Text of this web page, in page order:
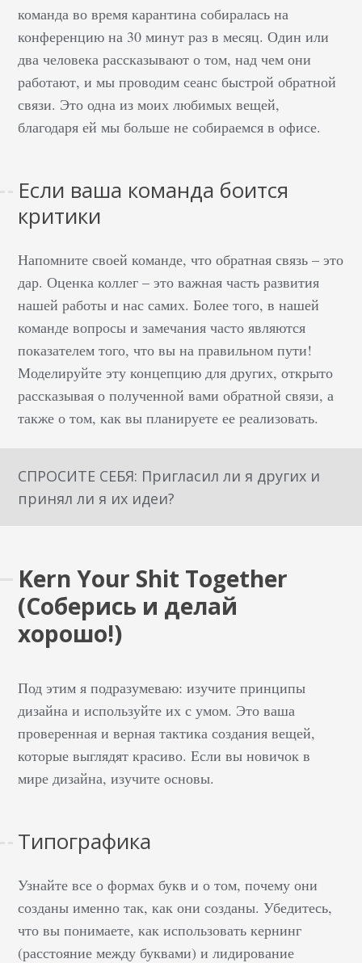
команда во время карантина собиралась на
конференцию на 30 минут раз в месяц. Один или
два человека рассказывают о том, над чем они
работают, и мы проводим сеанс быстрой обратной
связи. Это одна из моих любимых вещей,
благодаря ей мы больше не собираемся в офисе.
Если ваша команда боится
критики
Напомните своей команде, что обратная связь – это
дар. Оценка коллег – это важная часть развития
нашей работы и нас самих. Более того, в нашей
команде вопросы и замечания часто являются
показателем того, что вы на правильном пути!
Моделируйте эту концепцию для других, открыто
рассказывая о полученной вами обратной связи, а
также о том, как вы планируете ее реализовать.
СПРОСИТЕ СЕБЯ: Пригласил ли я других и
принял ли я их идеи?
Kern Your Shit Together
(Соберись и делай
хорошо!)
Под этим я подразумеваю: изучите принципы
дизайна и используйте их с умом. Это ваша
проверенная и верная тактика создания вещей,
которые выглядят красиво. Если вы новичок в
мире дизайна, изучите основы.
Типографика
Узнайте все о формах букв и о том, почему они
созданы именно так, как они созданы. Убедитесь,
что вы понимаете, как использовать кернинг
(расстояние между буквами) и лидирование